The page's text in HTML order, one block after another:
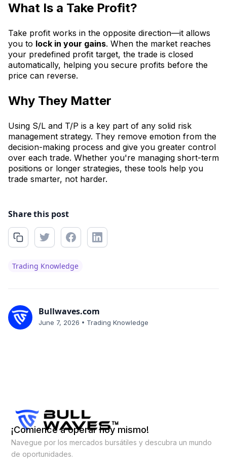
What Is a Take Profit?
Take profit works in the opposite direction—it allows
you to lock in your gains. When the market reaches
your predefined profit target, the trade is closed
automatically, helping you secure profits before the
price can reverse.
Why They Matter
Using S/L and T/P is a key part of any solid risk
management strategy. They remove emotion from the
decision-making process and give you greater control
over each trade. Whether you're managing short-term
positions or longer strategies, these tools help you
trade smarter, not harder.
Share this post
Trading Knowledge
Bullwaves.com
June 7, 2026 • Trading Knowledge
¡Comience a operar hoy mismo!
Navegue por los mercados bursátiles y descubra un mundo
de oportunidades.